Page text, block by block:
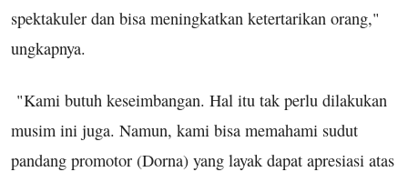
spektakuler dan bisa meningkatkan ketertarikan orang,"
ungkapnya.
"Kami butuh keseimbangan. Hal itu tak perlu dilakukan
musim ini juga. Namun, kami bisa memahami sudut
pandang promotor (Dorna) yang layak dapat apresiasi atas